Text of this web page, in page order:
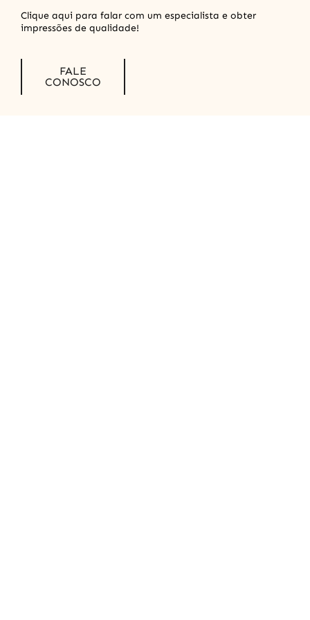
Clique aqui para falar com um especialista e obter
impressões de qualidade!
FALE
CONOSCO